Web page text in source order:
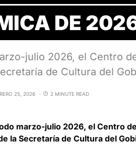
DE
julio 2026, el Centro
de Cultura del
25, 2026 2 MINUTE READ
marzo-julio 2026, el Centro
la Secretaría de Cultura del